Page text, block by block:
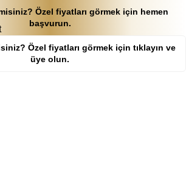
Özel fiyatları görmek için hemen
başvurun.
Özel fiyatları görmek için tıklayın ve
üye olun.